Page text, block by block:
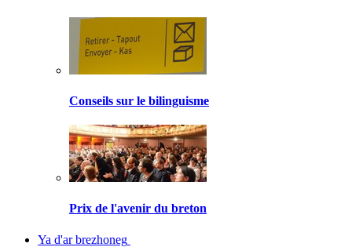
Conseils sur le bilinguisme
Prix de l'avenir du breton
Ya d'ar brezhoneg